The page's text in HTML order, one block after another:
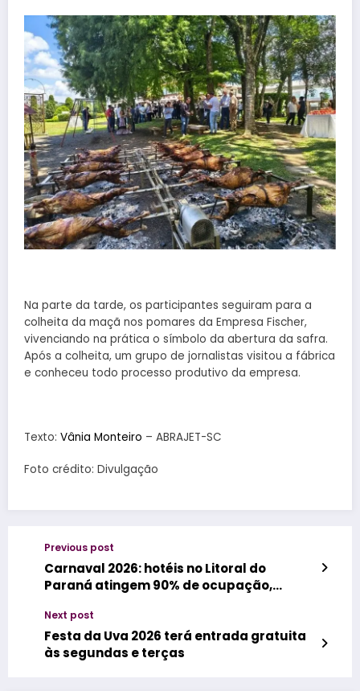
Na parte da tarde, os participantes seguiram para a
colheita da maçã nos pomares da Empresa Fischer,
vivenciando na prática o símbolo da abertura da safra.
Após a colheita, um grupo de jornalistas visitou a fábrica
e conheceu todo processo produtivo da empresa.
Texto: Vânia Monteiro – ABRAJET-SC
Foto crédito: Divulgação
Previous post
Carnaval 2026: hotéis no Litoral do
Paraná atingem 90% de ocupação,
Next post
Festa da Uva 2026 terá entrada gratuita
às segundas e terças